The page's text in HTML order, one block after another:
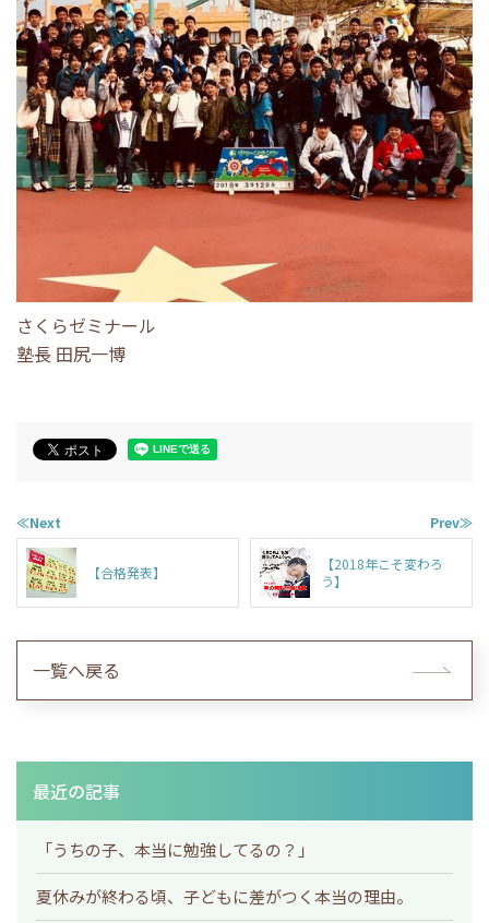
さくらゼミナール
塾長 田尻一博
≪Next
【合格発表】
Prev≫
【2018年こそ変わろ
う】
一覧へ戻る
最近の記事
「うちの子、本当に勉強してるの？」
夏休みが終わる頃、子どもに差がつく本当の理由。